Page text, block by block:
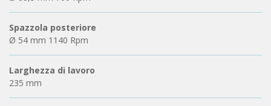
Spazzola posteriore
Ø 54 mm 1140 Rpm
Larghezza di lavoro
235 mm